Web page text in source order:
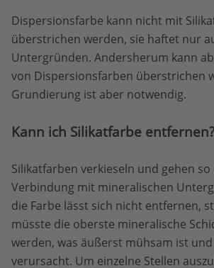
Dispersionsfarbe kann nicht mit
überstrichen werden, sie haftet nur
Untergründen. Andersherum kann
von Dispersionsfarben überstrichen
Grundierung ist aber notwendig.
Kann ich Silikatfarbe entfernen?
Silikatfarben verkieseln und gehen so
Verbindung mit mineralischen
die Farbe lässt sich nicht entfernen,
müsste die oberste mineralische
werden, was äußerst mühsam ist
verursacht. Um einzelne Stellen